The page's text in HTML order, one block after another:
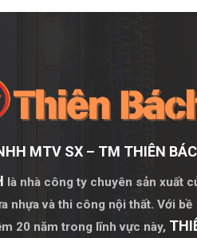
MTV SX – TM THIÊN
là nhà công ty chuyên sản xuất
nhựa và thi công nội thất. Với bề
20 năm trong lĩnh vực này,